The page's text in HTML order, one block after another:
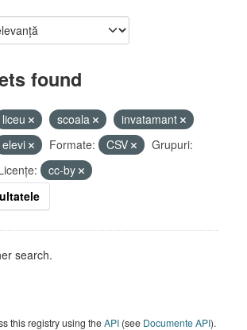
found
liceu scoala
invatamant
elevi Formate: CSV
Grupuri:
cc-by
search.
this registry using theAPI (see Documente API).